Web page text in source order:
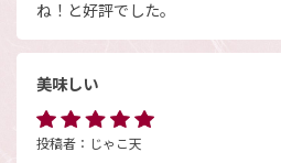
ね！と好評でした。
美味しい
投稿者： じゃこ天